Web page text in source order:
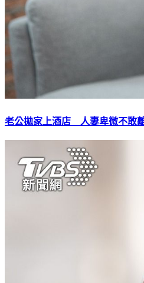
老公拋家上酒店 人妻卑微不敢